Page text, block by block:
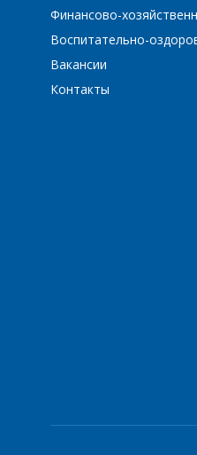
Финансово-
Воспитательно-
Вакансии
Контакты